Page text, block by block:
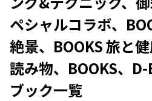
ペシャルコラボ、
絶景、BOOKS 旅と
読み物、BOOKS、
ブック一覧